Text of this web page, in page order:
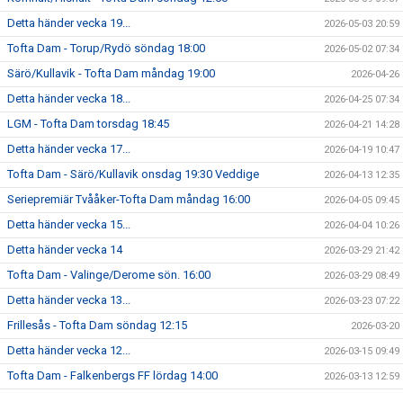
Detta händer vecka 19... 2026-05-03 20:59
Tofta Dam - Torup/Rydö söndag 18:00 2026-05-02 07:34
Särö/Kullavik - Tofta Dam måndag 19:00 2026-04-26
Detta händer vecka 18... 2026-04-25 07:34
LGM - Tofta Dam torsdag 18:45 2026-04-21 14:28
Detta händer vecka 17... 2026-04-19 10:47
Tofta Dam - Särö/Kullavik onsdag 19:30 Veddige 2026-04-13 12:35
Seriepremiär Tvååker-Tofta Dam måndag 16:00 2026-04-05 09:45
Detta händer vecka 15... 2026-04-04 10:26
Detta händer vecka 14 2026-03-29 21:42
Tofta Dam - Valinge/Derome sön. 16:00 2026-03-29 08:49
Detta händer vecka 13... 2026-03-23 07:22
Frillesås - Tofta Dam söndag 12:15 2026-03-20
Detta händer vecka 12... 2026-03-15 09:49
Tofta Dam - Falkenbergs FF lördag 14:00 2026-03-13 12:59